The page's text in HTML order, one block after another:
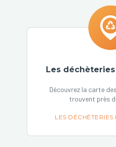
Les
Découvrez la carte
trouvent près
LES